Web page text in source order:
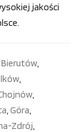
jakości
Bierutów,
,
,
,Góra,
Zdrój,